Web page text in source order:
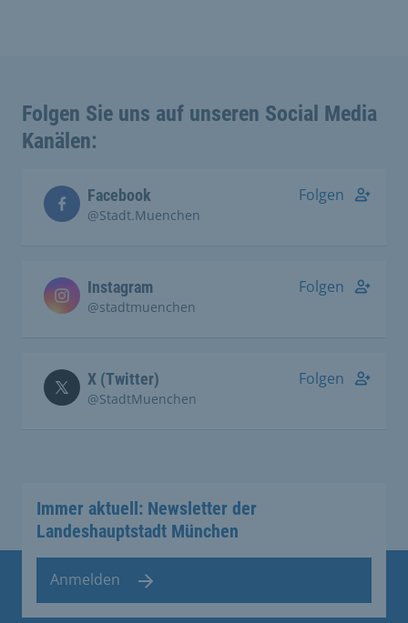
Folgen Sie uns auf unseren Social Media
Kanälen:
Facebook
@Stadt.Muenchen
Folgen
Instagram
@stadtmuenchen
Folgen
X (Twitter)
@StadtMuenchen
Folgen
Immer aktuell: Newsletter der
Landeshauptstadt München
Anmelden